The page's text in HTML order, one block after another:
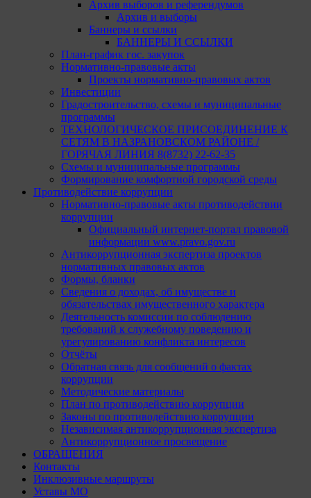
Архив выборов и референдумов
Архив и выборы
Баннеры и ссылки
БАННЕРЫ И ССЫЛКИ
План-график гос. закупок
Нормативно-правовые акты
Проекты нормативно-правовых актов
Инвестиции
Градостроительство, схемы и муниципальные
программы
ТЕХНОЛОГИЧЕСКОЕ ПРИСОЕДИНЕНИЕ К
СЕТЯМ В НАЗРАНОВСКОМ РАЙОНЕ /
ГОРЯЧАЯ ЛИНИЯ 8(8732) 22-62-35
Схемы и муниципальные программы
Формирование комфортной городской среды
Противодействие коррупции
Нормативно-правовые акты противодействии
коррупции
Официальный интернет-портал правовой
информации www.pravo.gov.ru
Антикоррупционная экспертиза проектов
нормативных правовых актов
Формы, бланки
Сведения о доходах, об имуществе и
обязательствах имущественного характера
Деятельность комиссии по соблюдению
требований к служебному поведению и
урегулированию конфликта интересов
Отчёты
Обратная связь для сообщений о фактах
коррупции
Методические материалы
План по противодействию коррупции
Законы по противодействию коррупции
Независимая антикоррупционная экспертиза
Антикоррупционное просвещение
ОБРАЩЕНИЯ
Контакты
Инклюзивные маршруты
Уставы МО